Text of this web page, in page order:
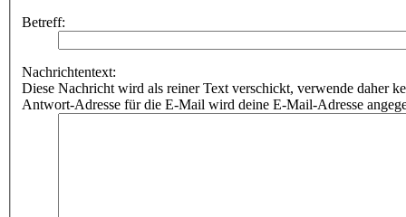
Betreff:
Nachrichtentext:
Diese Nachricht wird als reiner Text verschickt, verwende daher
Antwort-Adresse für die E-Mail wird deine E-Mail-Adresse